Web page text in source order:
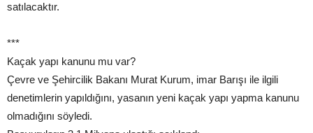
satılacaktır.
***
Kaçak yapı kanunu mu var?
Çevre ve Şehircilik Bakanı Murat Kurum, imar Barışı ile ilgili
denetimlerin yapıldığını, yasanın yeni kaçak yapı yapma kanunu
olmadığını söyledi.